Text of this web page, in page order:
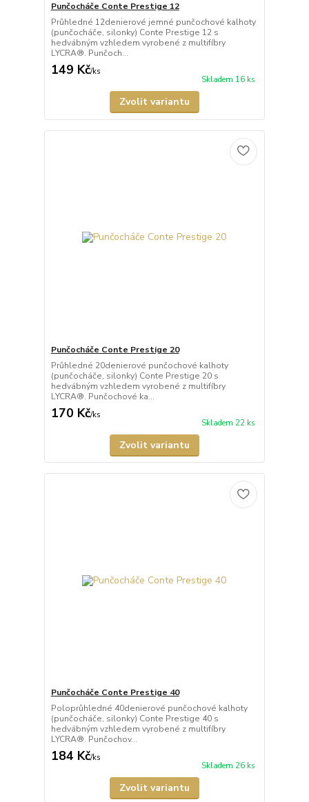
Punčocháče Conte Prestige 12
Průhledné 12denierové jemné punčochové kalhoty
(punčocháče, silonky) Conte Prestige 12 s
hedvábným vzhledem vyrobené z multifíbry
LYCRA®. Punčoch...
149 Kč/ks
Skladem 16 ks
Zvolit variantu
Punčocháče Conte Prestige 20
Průhledné 20denierové punčochové kalhoty
(punčocháče, silonky) Conte Prestige 20 s
hedvábným vzhledem vyrobené z multifíbry
LYCRA®. Punčochové ka...
170 Kč/ks
Skladem 22 ks
Zvolit variantu
Punčocháče Conte Prestige 40
Poloprůhledné 40denierové punčochové kalhoty
(punčocháče, silonky) Conte Prestige 40 s
hedvábným vzhledem vyrobené z multifíbry
LYCRA®. Punčochov...
184 Kč/ks
Skladem 26 ks
Zvolit variantu